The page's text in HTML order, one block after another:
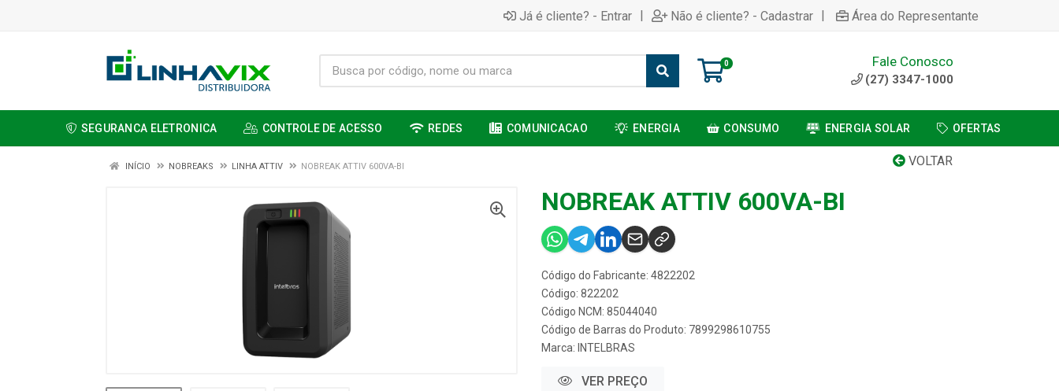
Já é cliente? - Entrar | Não é cliente? - Cadastrar | Área do Representante
0 Fale Conosco
(27) 3347-1000
SEGURANCA ELETRONICA CONTROLE DE ACESSO REDES COMUNICACAO ENERGIA CONSUMO ENERGIA SOLAR OFERTAS
VOLTAR
INÍCIO NOBREAKS LINHA ATTIV NOBREAK ATTIV 600VA-BI
NOBREAK ATTIV 600VA-BI
Código do Fabricante: 4822202
Código: 822202
Código NCM: 85044040
Código de Barras do Produto: 7899298610755
Marca: INTELBRAS
VER PREÇO